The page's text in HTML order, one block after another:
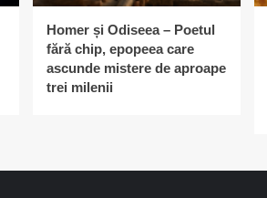
Homer și Odiseea – Poetul
fără chip, epopeea care
ascunde mistere de aproape
trei milenii